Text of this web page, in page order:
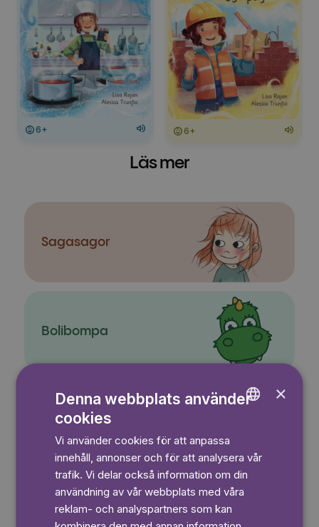
6+ 6+
Läs mer
Sagasagor
Bolibompa
Äventyr
Fordon
×
Denna webbplats använder
cookies
Vi använder cookies för att anpassa
innehåll, annonser och för att analysera vår
trafik. Vi delar också information om din
användning av vår webbplats med våra
reklam- och analyspartners som kan